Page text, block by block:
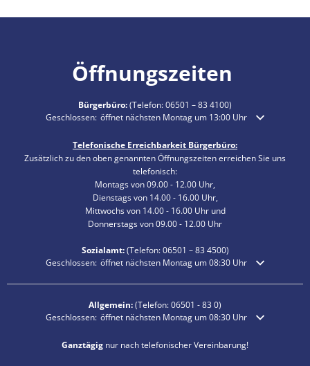
Öffnungszeiten
Bürgerbüro:(Telefon:06501 – 83 4100)
Klicken, um weitere Öffnungs- oder Schließzeiten auszublenden
Geschlossen: öffnet nächsten Montag um 13:00 Uhr
Telefonische Erreichbarkeit Bürgerbüro:
Zusätzlich zu den oben genannten Öffnungszeiten erreichen Sie uns
telefonisch:
Montags von 09.00 - 12.00 Uhr,
Dienstags von 14.00 - 16.00 Uhr,
Mittwochs von 14.00 - 16.00 Uhr und
Donnerstags von 09.00 - 12.00 Uhr
Sozialamt:(Telefon:06501 – 834500)
Klicken, um weitere Öffnungs- oder Schließzeiten auszublenden
Geschlossen: öffnet nächsten Montag um 08:30 Uhr
Allgemein:(Telefon:06501 - 83 0)
Klicken, um weitere Öffnungs- oder Schließzeiten auszublenden
Geschlossen: öffnet nächsten Montag um 08:30 Uhr
Ganztägig nur nach telefonischer Vereinbarung!